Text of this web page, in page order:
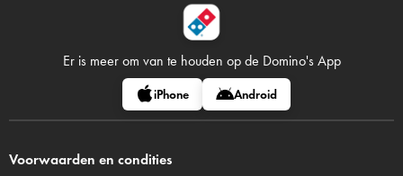
Er is meer om van te houden op de Domino's App
iPhone Android
Voorwaarden en condities